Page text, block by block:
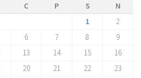
C P S
N
1
2
6 7 8
9
13 14 15
16
20 21 22
23